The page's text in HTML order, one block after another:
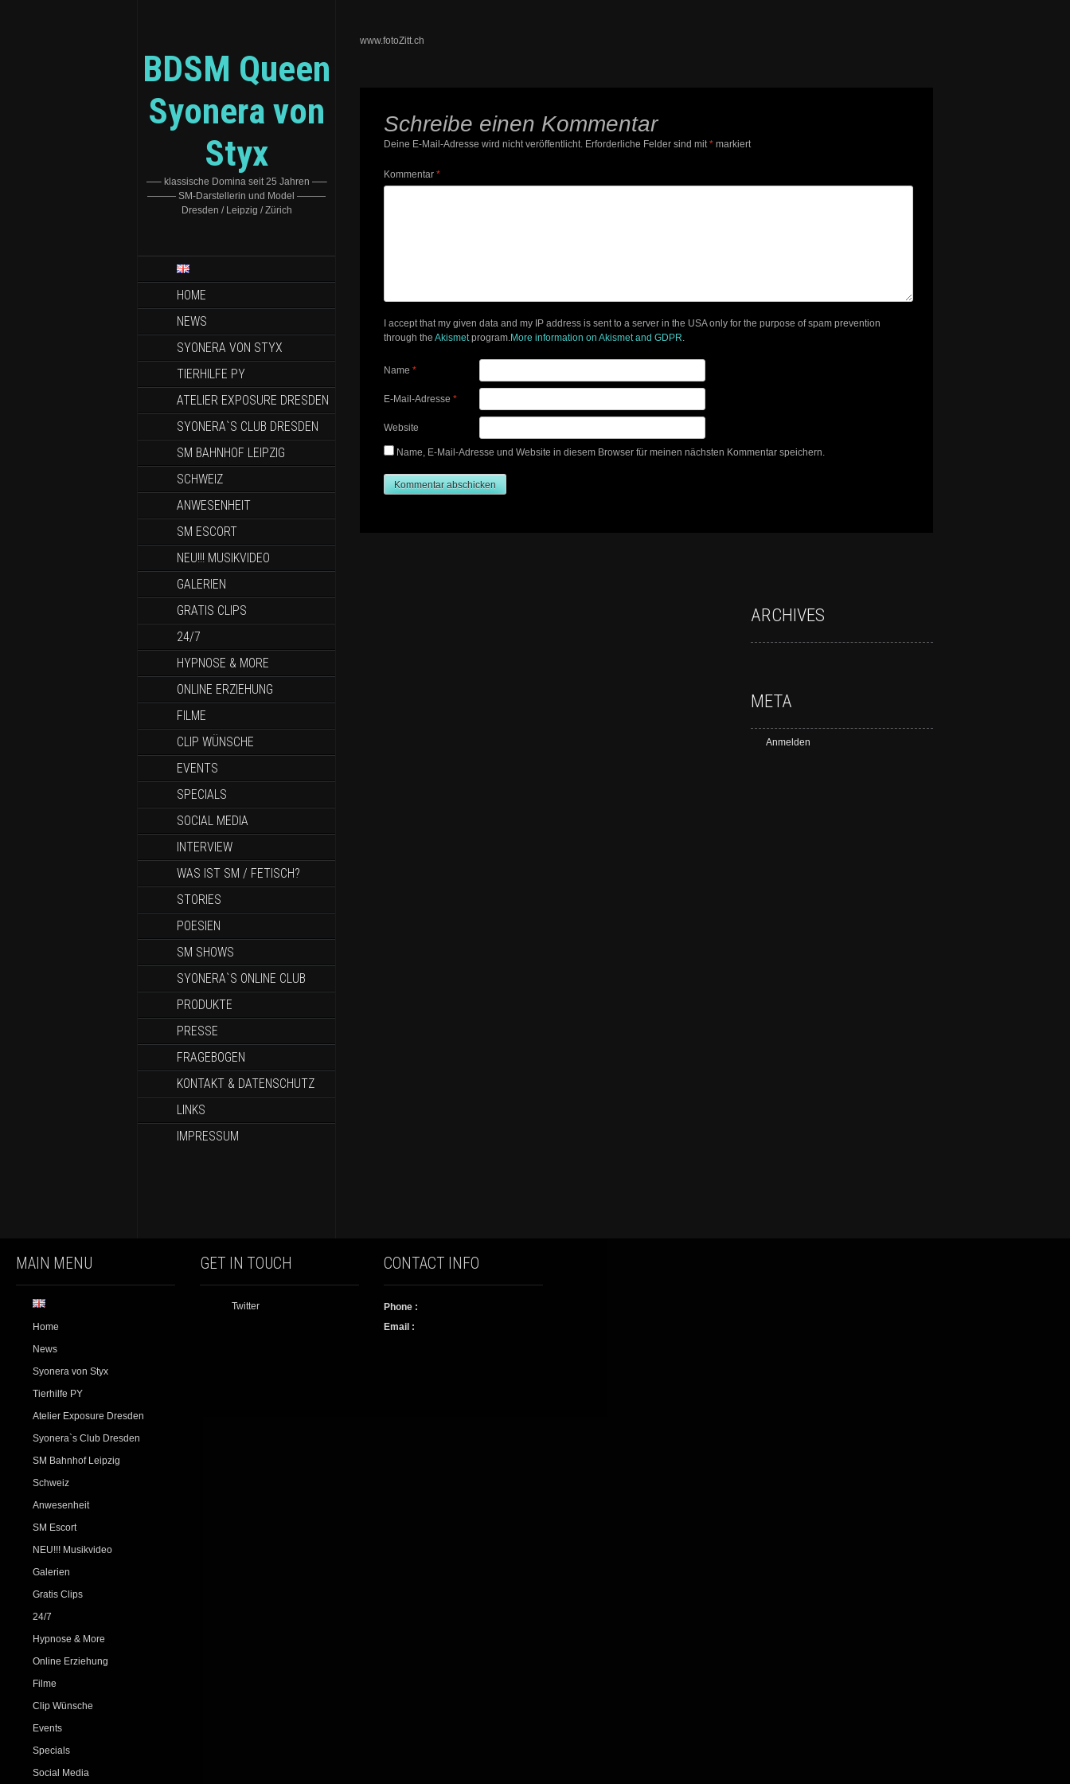
BDSM Queen
Syonera von
Styx
—– klassische Domina seit 25 Jahren —–
——— SM-Darstellerin und Model ———
Dresden / Leipzig / Zürich
HOME
NEWS
SYONERA VON STYX
TIERHILFE PY
ATELIER EXPOSURE DRESDEN
SYONERA`S CLUB DRESDEN
SM BAHNHOF LEIPZIG
SCHWEIZ
ANWESENHEIT
SM ESCORT
NEU!!! MUSIKVIDEO
GALERIEN
GRATIS CLIPS
24/7
HYPNOSE & MORE
ONLINE ERZIEHUNG
FILME
CLIP WÜNSCHE
EVENTS
SPECIALS
SOCIAL MEDIA
INTERVIEW
WAS IST SM / FETISCH?
STORIES
POESIEN
SM SHOWS
SYONERA`S ONLINE CLUB
PRODUKTE
PRESSE
FRAGEBOGEN
KONTAKT & DATENSCHUTZ
LINKS
IMPRESSUM
www.fotoZitt.ch
Schreibe einen Kommentar
Deine E-Mail-Adresse wird nicht veröffentlicht. Erforderliche Felder sind mit* markiert
Kommentar *
I accept that my given data and my IP address is sent to a server in the USA only for the purpose of spam prevention
through the Akismetprogram.More information on Akismet and GDPR.
Name *
E-Mail-Adresse *
Website
Name, E-Mail-Adresse und Website in diesem Browser für meinen nächsten Kommentar speichern.
ARCHIVES
META
Anmelden
MAIN MENU
Home
News
Syonera von Styx
Tierhilfe PY
Atelier Exposure Dresden
Syonera`s Club Dresden
SM Bahnhof Leipzig
Schweiz
Anwesenheit
SM Escort
NEU!!! Musikvideo
Galerien
Gratis Clips
24/7
Hypnose & More
Online Erziehung
Filme
Clip Wünsche
Events
Specials
Social Media
GET IN TOUCH
Twitter
CONTACT INFO
Phone :
Email :